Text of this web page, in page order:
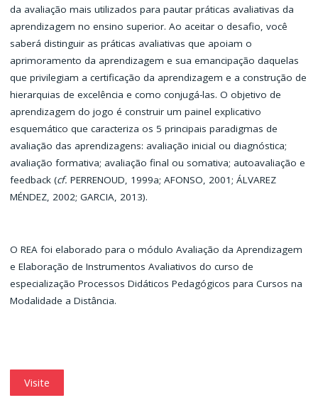
da avaliação mais utilizados para pautar práticas avaliativas da
aprendizagem no ensino superior. Ao aceitar o desafio, você
saberá distinguir as práticas avaliativas que apoiam o
aprimoramento da aprendizagem e sua emancipação daquelas
que privilegiam a certificação da aprendizagem e a construção de
hierarquias de excelência e como conjugá-las. O objetivo de
aprendizagem do jogo é construir um painel explicativo
esquemático que caracteriza os 5 principais paradigmas de
avaliação das aprendizagens: avaliação inicial ou diagnóstica;
avaliação formativa; avaliação final ou somativa; autoavaliação e
feedback (cf. PERRENOUD, 1999a; AFONSO, 2001; ÁLVAREZ
MÉNDEZ, 2002; GARCIA, 2013).
O REA foi elaborado para o módulo Avaliação da Aprendizagem
e Elaboração de Instrumentos Avaliativos do curso de
especialização Processos Didáticos Pedagógicos para Cursos na
Modalidade a Distância.
Visite